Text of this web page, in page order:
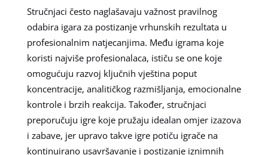
Stručnjaci često naglašavaju važnost pravilnog
odabira igara za postizanje vrhunskih rezultata u
profesionalnim natjecanjima. Među igrama koje
koristi najviše profesionalaca, ističu se one koje
omogućuju razvoj ključnih vještina poput
koncentracije, analitičkog razmišljanja, emocionalne
kontrole i brzih reakcija. Također, stručnjaci
preporučuju igre koje pružaju idealan omjer izazova
i zabave, jer upravo takve igre potiču igrače na
kontinuirano usavršavanje i postizanje iznimnih